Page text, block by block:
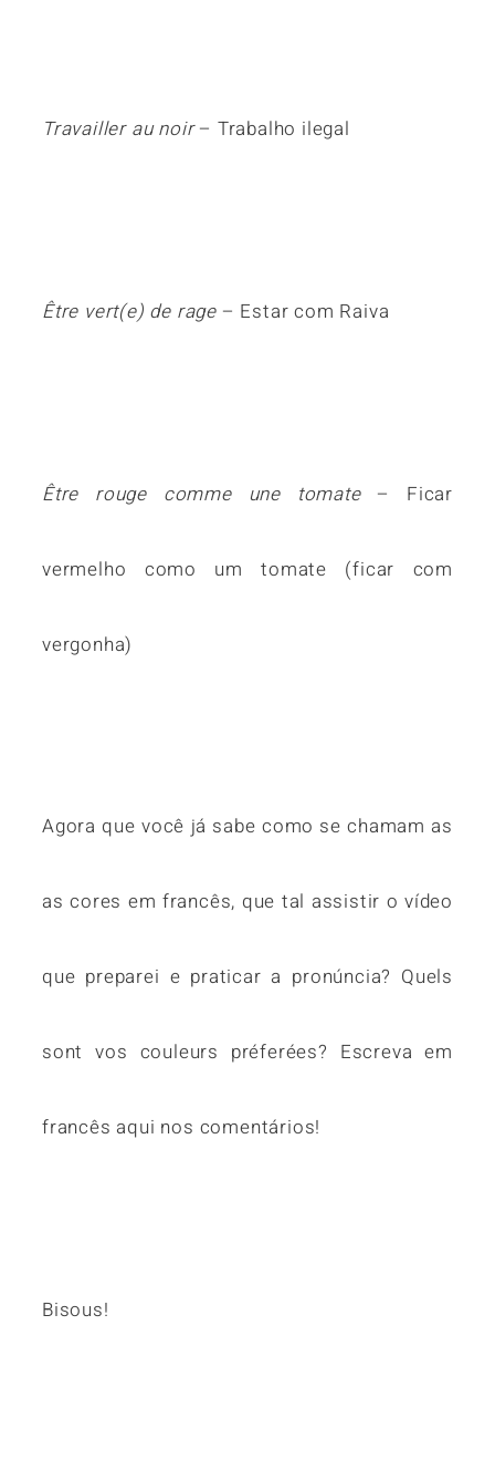
Travailler au noir– Trabalho ilegal
Être vert(e) de rage – Estar com Raiva
Être rouge comme une tomate– Ficar
vermelho como um tomate (ficar com
vergonha)
Agora que você já sabe como se chamam as
as cores em francês, que tal assistir o vídeo
que preparei e praticar a pronúncia? Quels
sont vos couleurs préferées? Escreva em
francês aqui nos comentários!
Bisous!